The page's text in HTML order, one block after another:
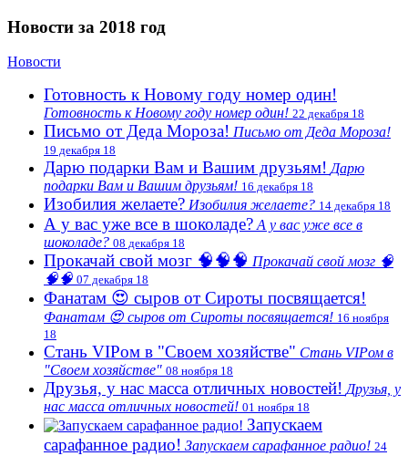
Новости за 2018 год
Новости
Готовность к Новому году номер один!
Готовность к Новому году номер один! 22 декабря 18
Письмо от Деда Мороза! Письмо от Деда Мороза!
19 декабря 18
Дарю подарки Вам и Вашим друзьям! Дарю
подарки Вам и Вашим друзьям! 16 декабря 18
Изобилия желаете? Изобилия желаете? 14 декабря 18
А у вас уже все в шоколаде? А у вас уже все в
шоколаде? 08 декабря 18
Прокачай свой мозг 🧠🧠🧠 Прокачай свой мозг 🧠
🧠🧠 07 декабря 18
Фанатам 😍 сыров от Сироты посвящается!
Фанатам 😍 сыров от Сироты посвящается! 16 ноября
18
Стань VIPом в "Своем хозяйстве" Стань VIPом в
"Своем хозяйстве" 08 ноября 18
Друзья, у нас масса отличных новостей! Друзья, у
нас масса отличных новостей! 01 ноября 18
Запускаем
сарафанное радио! Запускаем сарафанное радио! 24